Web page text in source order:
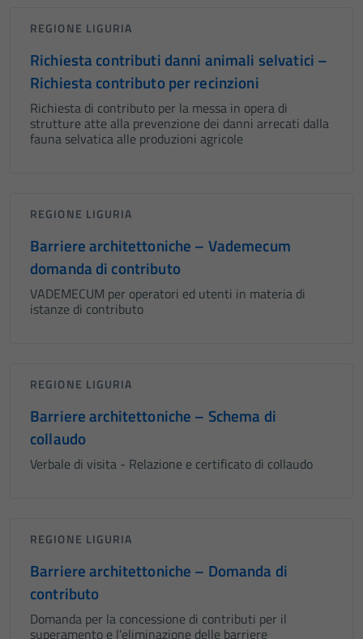
REGIONE LIGURIA
Richiesta contributi danni animali selvatici –
Richiesta contributo per recinzioni
Richiesta di contributo per la messa in opera di
strutture atte alla prevenzione dei danni arrecati dalla
fauna selvatica alle produzioni agricole
REGIONE LIGURIA
Barriere architettoniche – Vademecum
domanda di contributo
VADEMECUM per operatori ed utenti in materia di
istanze di contributo
REGIONE LIGURIA
Barriere architettoniche – Schema di
collaudo
Verbale di visita - Relazione e certificato di collaudo
REGIONE LIGURIA
Barriere architettoniche – Domanda di
contributo
Domanda per la concessione di contributi per il
superamento e l’eliminazione delle barriere